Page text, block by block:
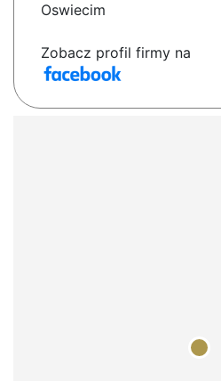
Oswiecim
Zobacz profil firmy na